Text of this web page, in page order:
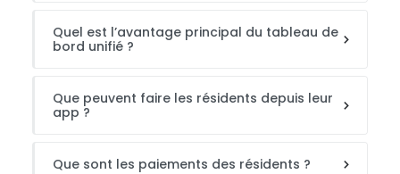
Quel est l’avantage principal du tableau de
bord unifié ?
Que peuvent faire les résidents depuis leur
app ?
Que sont les paiements des résidents ?